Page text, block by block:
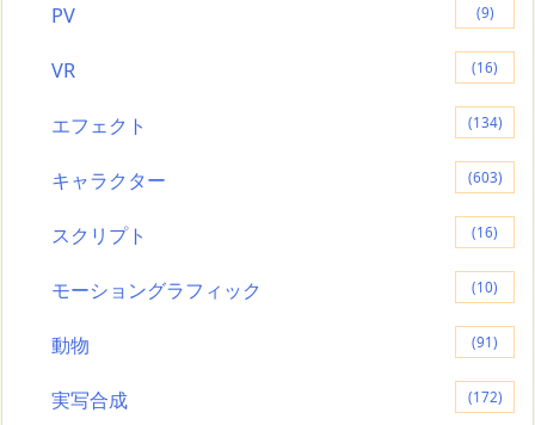
PV (9)
VR (16)
エフェクト (134)
キャラクター (603)
スクリプト (16)
モーショングラフィック (10)
動物 (91)
実写合成 (172)